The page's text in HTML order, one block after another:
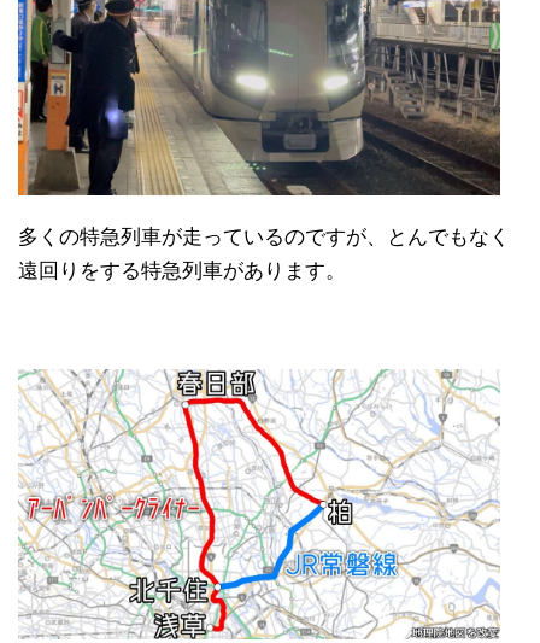
多くの特急列車が走っているのですが、とんでもなく
遠回りをする特急列車があります。